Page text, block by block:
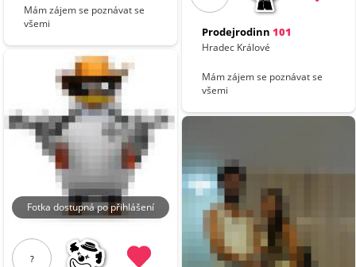
Mám zájem se poznávat se
všemi
Fotka dostupná po přihlášení
?
Prodejrodinn 101
Hradec Králové
Mám zájem se poznávat se
všemi